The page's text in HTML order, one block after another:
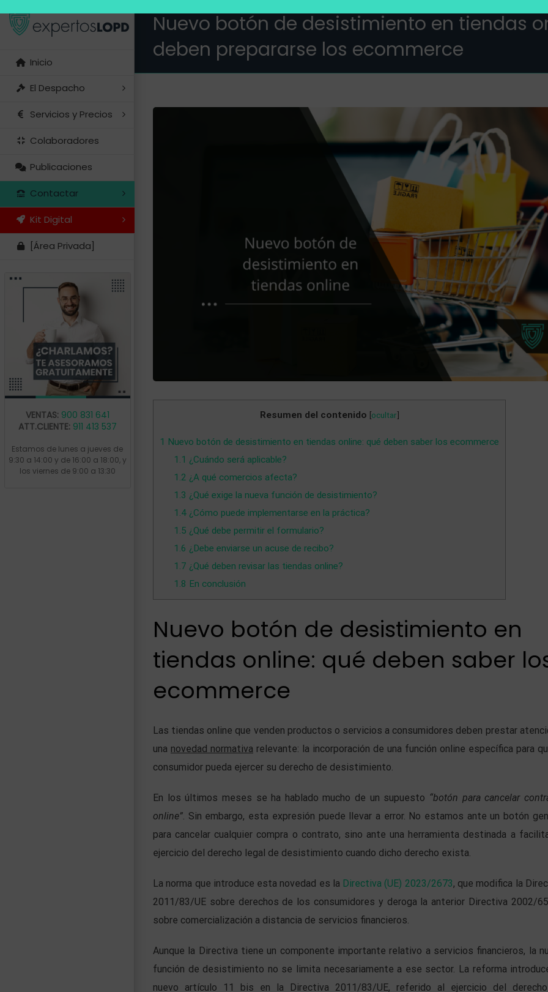
Inicio
El Despacho
Servicios y Precios
Colaboradores
Publicaciones
Contactar
Kit Digital
[Área Privada]
VENTAS: 900 831 641
ATT.CLIENTE: 911 413 537
Estamos de lunes a jueves de
9:30 a 14:00 y de 16:00 a 18:00, y
los viernes de 9:00 a 13:30
Nuevo botón de desistimiento en tiendas
deben prepararse los ecommerce
Resumen del contenido [ocultar]
1
Nuevo botón de desistimiento en tiendas online: qué deben saber los ecommerce
1.1 ¿Cuándo será aplicable?
1.2 ¿A qué comercios afecta?
1.3 ¿Qué exige la nueva función de desistimiento?
1.4¿Cómo puede implementarse en la práctica?
1.5 ¿Qué debe permitir el formulario?
1.6 ¿Debe enviarse un acuse de recibo?
1.7 ¿Qué deben revisar las tiendas online?
1.8 En conclusión
Nuevo botón de desistimiento en
tiendas online: qué deben saber
ecommerce
Las tiendas online que venden productos o servicios a consumidores deben prestar
una novedad normativa relevante: la incorporación de una función online específica para
consumidor pueda ejercer su derecho de desistimiento.
En los últimos meses se ha hablado mucho de un supuesto “botón para cancelar
online” . Sin embargo, esta expresión puede llevar a error. No estamos ante un botón
para cancelar cualquier compra o contrato, sino ante una herramienta destinada a
ejercicio del derecho legal de desistimiento cuando dicho derecho exista.
La norma que introduce esta novedad es la Directiva (UE) 2023/2673, que modifica la
2011/83/UE sobre derechos de los consumidores y deroga la anterior Directiva 2002/
sobre comercialización a distancia de servicios financieros.
Aunque la Directiva tiene un componente importante relativo a servicios financieros, la
función de desistimiento no se limita necesariamente a ese sector. La reforma
nuevo artículo 11 bis en la Directiva 2011/83/UE, referido al ejercicio del